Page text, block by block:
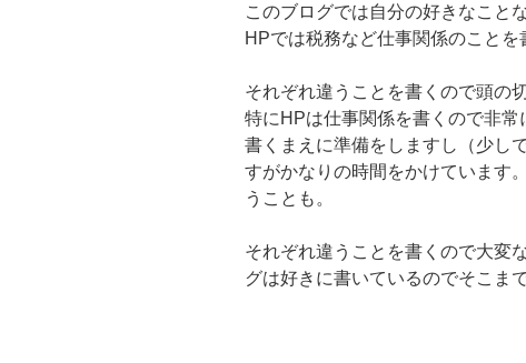
このブログでは自分の好きなこと
HPでは税務など仕事関係のことを
それぞれ違うことを書くので頭の
特にHPは仕事関係を書くので非常
書くまえに準備をしますし（少し
すがかなりの時間をかけています
うことも。
それぞれ違うことを書くので大変
グは好きに書いているのでそこま